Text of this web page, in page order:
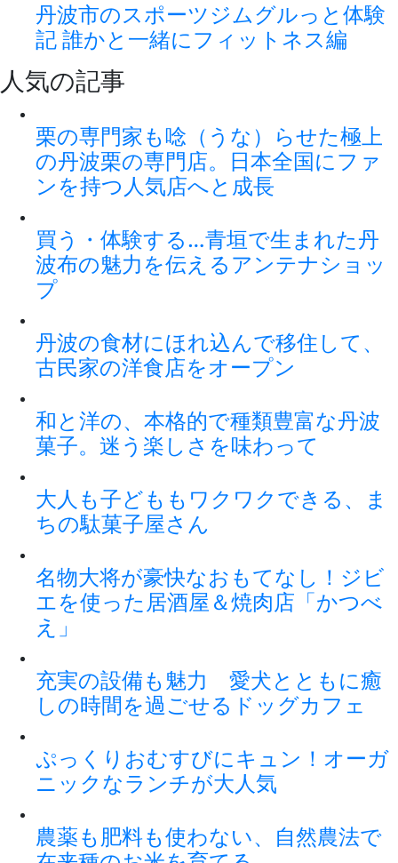
丹波市のスポーツジムグルっと体験
記 誰かと一緒にフィットネス編
人気の記事
栗の専門家も唸（うな）らせた極上
の丹波栗の専門店。日本全国にファ
ンを持つ人気店へと成長
買う・体験する…青垣で生まれた丹
波布の魅力を伝えるアンテナショッ
プ
丹波の食材にほれ込んで移住して、
古民家の洋食店をオープン
和と洋の、本格的で種類豊富な丹波
菓子。迷う楽しさを味わって
大人も子どももワクワクできる、ま
ちの駄菓子屋さん
名物大将が豪快なおもてなし！ジビ
エを使った居酒屋＆焼肉店「かつべ
え」
充実の設備も魅力 愛犬とともに癒
しの時間を過ごせるドッグカフェ
ぷっくりおむすびにキュン！オーガ
ニックなランチが大人気
農薬も肥料も使わない、自然農法で